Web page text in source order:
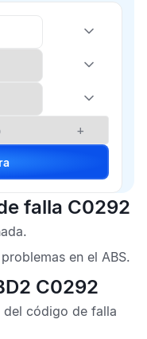
+
falla C0292
en el ABS.
C0292
del código de falla